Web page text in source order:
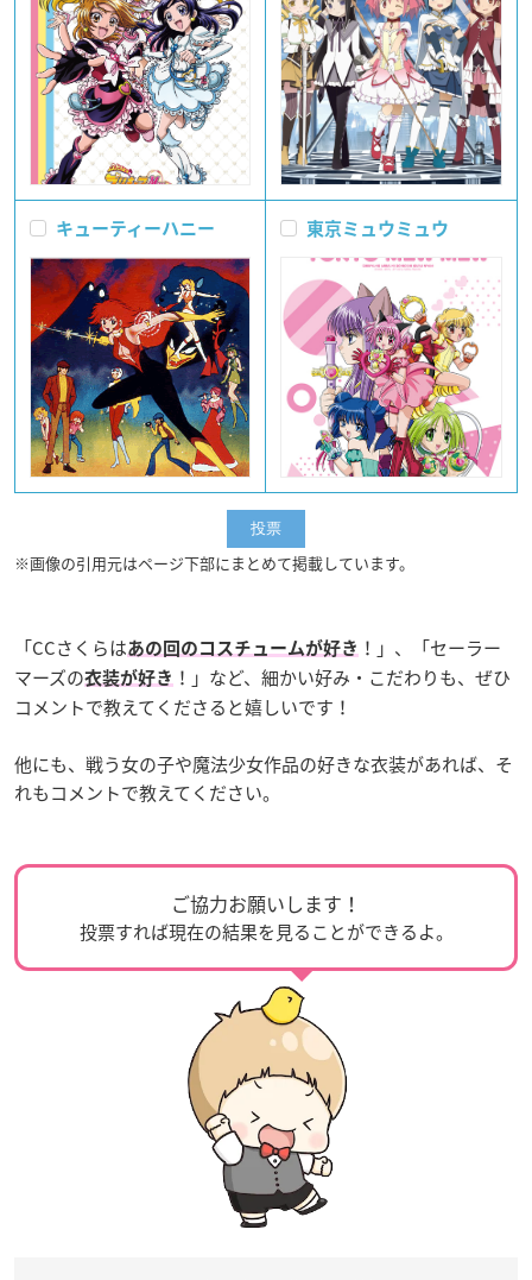
キューティーハニー 東京ミュウミュウ
※画像の引用元はページ下部にまとめて掲載しています。
「CCさくらはあの回のコスチュームが好き ！」、「セーラー
マーズの衣装が好き ！」など、細かい好み・こだわりも、ぜひ
コメントで教えてくださると嬉しいです！
他にも、戦う女の子や魔法少女作品の好きな衣装があれば、そ
れもコメントで教えてください。
ご協力お願いします！
投票すれば現在の結果を見ることができるよ。